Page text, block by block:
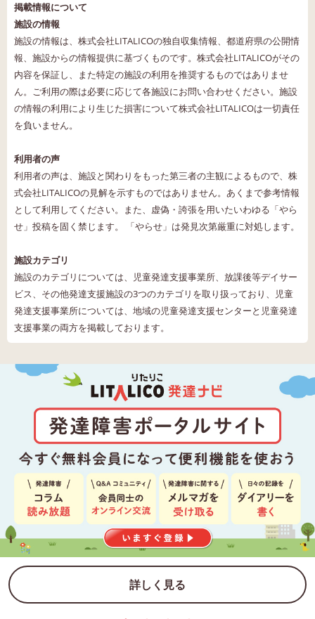
掲載情報について
施設の情報
施設の情報は、株式会社LITALICOの独自収集情報、都道府県の公開情
報、施設からの情報提供に基づくものです。株式会社LITALICOがその
内容を保証し、また特定の施設の利用を推奨するものではありませ
ん。ご利用の際は必要に応じて各施設にお問い合わせください。施設
の情報の利用により生じた損害について株式会社LITALICOは一切責任
を負いません。
利用者の声
利用者の声は、施設と関わりをもった第三者の主観によるもので、株
式会社LITALICOの見解を示すものではありません。あくまで参考情報
として利用してください。また、虚偽・誇張を用いたいわゆる「やら
せ」投稿を固く禁じます。 「やらせ」は発見次第厳重に対処します。
施設カテゴリ
施設のカテゴリについては、児童発達支援事業所、放課後等デイサー
ビス、その他発達支援施設の3つのカテゴリを取り扱っており、児童
発達支援事業所については、地域の児童発達支援センターと児童発達
支援事業の両方を掲載しております。
詳しく見る